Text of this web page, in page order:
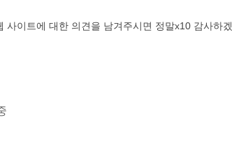
사이트에 대한 의견을 남겨주시면 정말x10 감사하